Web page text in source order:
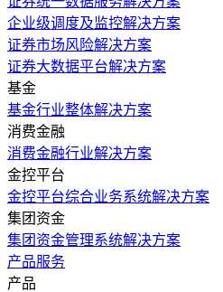
企业级调度及监控解决方案
证券市场风险解决方案
证券大数据平台解决方案
基金
基金行业整体解决方案
消费金融
消费金融行业解决方案
金控平台
金控平台综合业务系统解决方案
集团资金
集团资金管理系统解决方案
产品服务
产品